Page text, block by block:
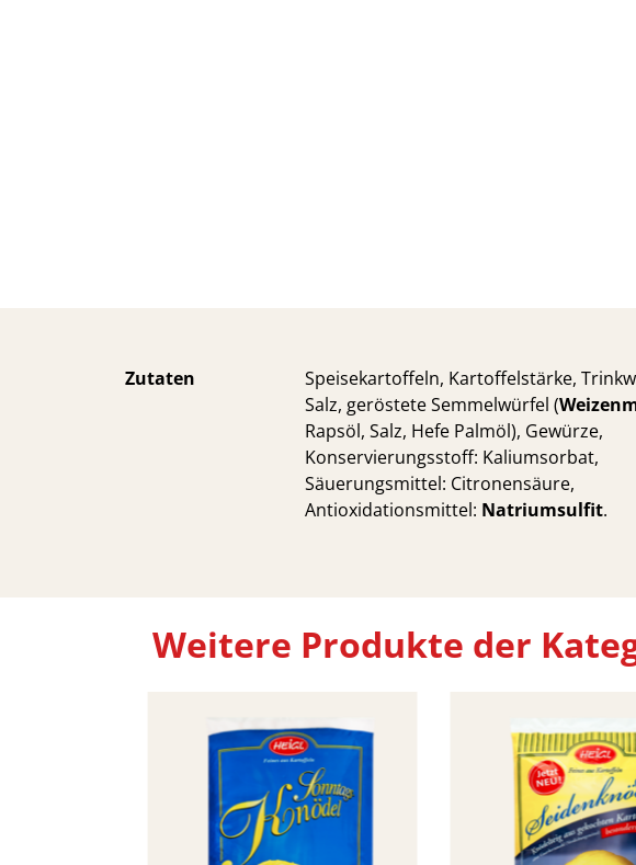
Zutaten
Speisekartoffeln, Kartoffelstärke,
Salz, geröstete Semmelwürfel (
Rapsöl, Salz, Hefe Palmöl), Gewürze,
Konservierungsstoff: Kaliumsorbat,
Säuerungsmittel: Citronensäure,
Antioxidationsmittel: Natriumsulfit.
Weitere Produkte der